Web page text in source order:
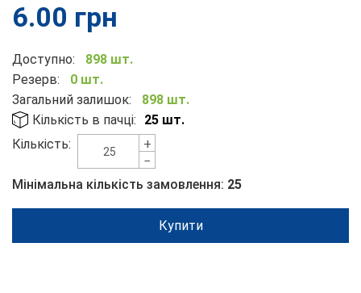
6.00 грн
Доступно:
898 шт.
Резерв:
0 шт.
Загальний залишок:
898 шт.
Кількість в пачці:
25 шт.
Кількість:
+
−
Мінімальна кількість замовлення: 25
Купити